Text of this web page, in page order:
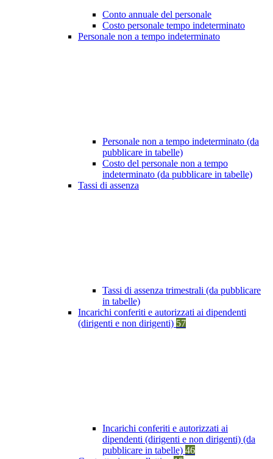
Conto annuale del personale
Costo personale tempo indeterminato
Personale non a tempo indeterminato
Personale non a tempo indeterminato (da
pubblicare in tabelle)
Costo del personale non a tempo
indeterminato (da pubblicare in tabelle)
Tassi di assenza
Tassi di assenza trimestrali (da pubblicare
in tabelle)
Incarichi conferiti e autorizzati ai dipendenti
(dirigenti e non dirigenti) 57
Incarichi conferiti e autorizzati ai
dipendenti (dirigenti e non dirigenti) (da
pubblicare in tabelle) 46